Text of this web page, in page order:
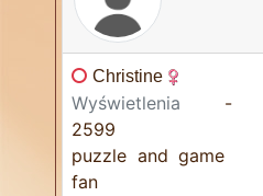
Christine
Wyświetlenia
2599
puzzle and game
fan
-